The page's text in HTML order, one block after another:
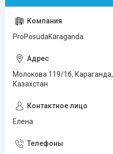
ProPosudaKaraganda
Молокова 119/1б, Караганда,
Казахстан
Елена